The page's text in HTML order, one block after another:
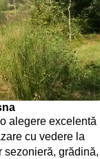
alegere excelentă
cu vedere la
sezonieră, grădină,